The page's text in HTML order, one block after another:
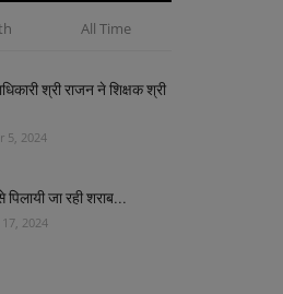
All Time
श्री राजन ने शिक्षक श्री
5, 2024
जा रही शराब...
17, 2024